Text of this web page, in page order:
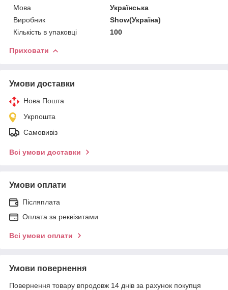
Мова
Українська
Виробник
Show(Україна)
Кількість в упаковці
100
Приховати
Умови доставки
Нова Пошта
Укрпошта
Самовивіз
Всі умови доставки
Умови оплати
Післяплата
Оплата за реквізитами
Всі умови оплати
Умови повернення
Повернення товару впродовж 14 днів за рахунок покупця